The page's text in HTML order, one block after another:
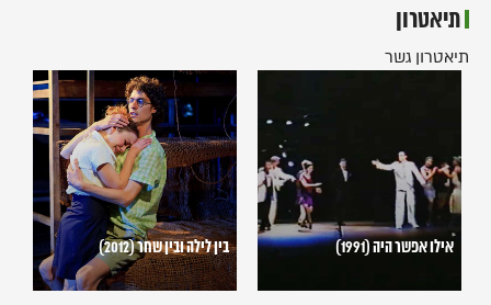
תיאטרון
תיאטרון גשר
(1991)
אילו אפשר היה (1991)
לילה
ובין
שחר
(2012)
בין לילה ובין שחר (2012)